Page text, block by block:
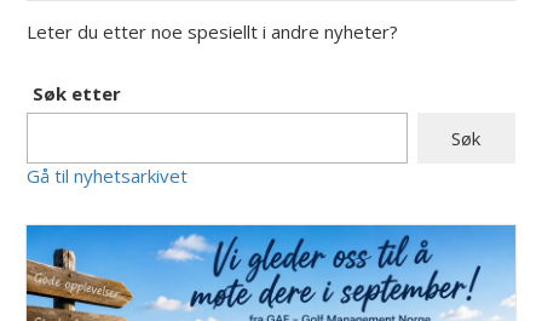
Leter du etter noe spesiellt i andre nyheter?
Søk etter
Gå til nyhetsarkivet